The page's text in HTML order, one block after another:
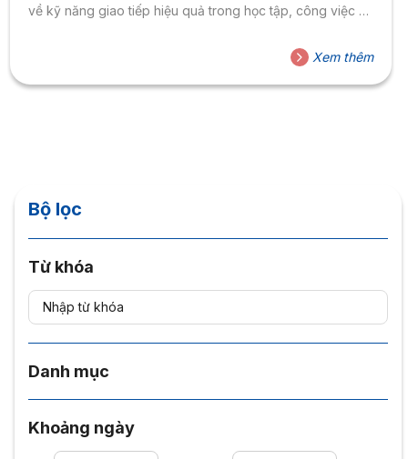
về kỹ năng giao tiếp hiệu quả trong học tập, công việc và
giao tiếp hiệu quả trong thời đại mới Trong bối cảnh môi
trường học tập và làm việc ngày càng đề cao khả năng
kết nối và phối hợp, giao tiếp hiệu quả trở thành một...
Xem thêm
Bộ lọc
Từ khóa
Danh mục
Khoảng ngày